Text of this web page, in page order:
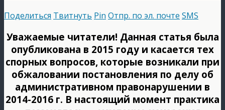
Поделиться Твитнуть Pin Отпр. по эл. почте SMS
Уважаемые читатели! Данная статья была
опубликована в 2015 году и касается тех
спорных вопросов, которые возникали при
обжаловании постановления по делу об
административном правонарушении в
2014-2016 г. В настоящий момент практика